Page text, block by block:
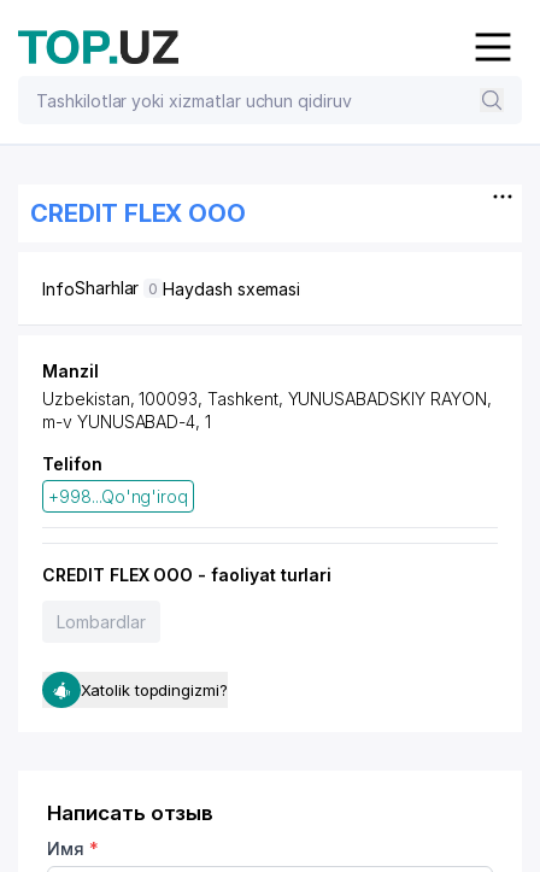
CREDIT FLEX OOO
InfoSharhlar 0 Haydash sxemasi
Manzil
Uzbekistan, 100093, Tashkent, YUNUSABADSKIY RAYON,
m-v YUNUSABAD-4, 1
Telifon
+998...Qo'ng'iroq
CREDIT FLEX OOO - faoliyat turlari
Lombardlar
Xatolik topdingizmi?
Написать отзыв
Имя *